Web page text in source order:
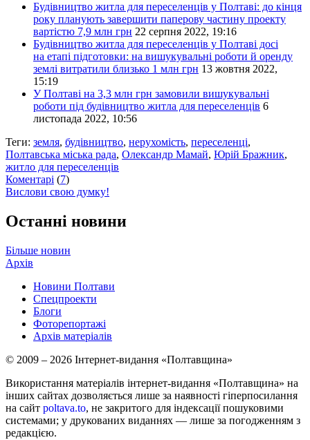
Будівництво житла для переселенців у Полтаві: до кінця
року планують завершити паперову частину проекту
вартістю 7,9 млн грн 22 серпня 2022, 19:16
Будівництво житла для переселенців у Полтаві досі
на етапі підготовки: на вишукувальні роботи й оренду
землі витратили близько 1 млн грн 13 жовтня 2022,
15:19
У Полтаві на 3,3 млн грн замовили вишукувальні
роботи під будівництво житла для переселенців 6
листопада 2022, 10:56
Теги: земля, будівництво, нерухомість, переселенці,
Полтавська міська рада, Олександр Мамай, Юрій Бражник,
житло для переселенців
Коментарі (7)
Вислови свою думку!
Останні новини
Більше новин
Архів
Новини Полтави
Спецпроекти
Блоги
Фоторепортажі
Архів матеріалів
© 2009 – 2026 Інтернет-видання «Полтавщина»
Використання матеріалів інтернет-видання «Полтавщина» на
інших сайтах дозволяється лише за наявності гіперпосилання
на сайт poltava.to, не закритого для індексації пошуковими
системами; у друкованих виданнях — лише за погодженням з
редакцією.